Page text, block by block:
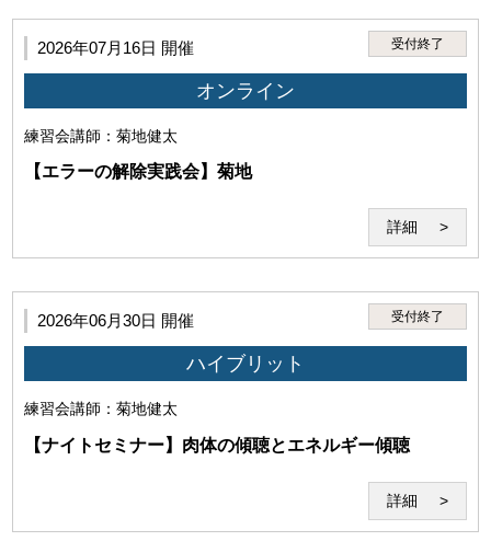
2026年07月16日 開催 受付終了
オンライン
練習会講師：菊地健太
【エラーの解除実践会】菊地
詳細
2026年06月30日 開催 受付終了
ハイブリット
練習会講師：菊地健太
【ナイトセミナー】肉体の傾聴とエネルギー傾聴
詳細